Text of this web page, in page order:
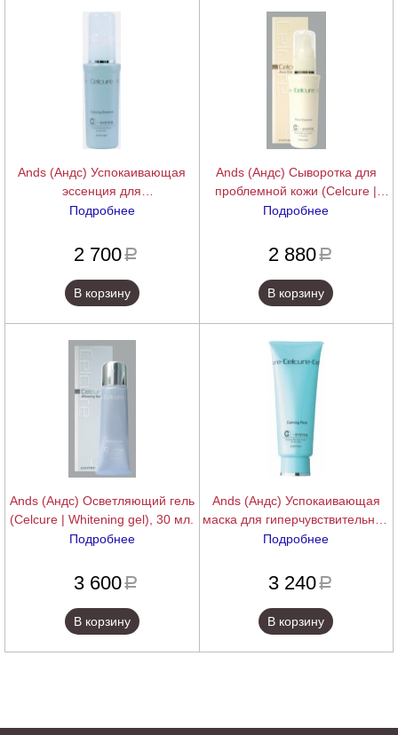
Ands (Андс) Успокаивающая
эссенция для
гиперчувствительной и
Сalming essence), 30 мл.
Подробнее
2 700a
В корзину
Ands (Андс) Сыворотка для
проблемной кожи (Celcure |
Acne Essence), 30 мл.
Подробнее
2 880a
В корзину
Ands (Андс) Осветляющий гель
(Celcure | Whitening gel), 30 мл.
Подробнее
3 600a
В корзину
Ands (Андс) Успокаивающая
маска для гиперчувствительной
и куперозной кожи (Celcure |
Подробнее
3 240a
В корзину